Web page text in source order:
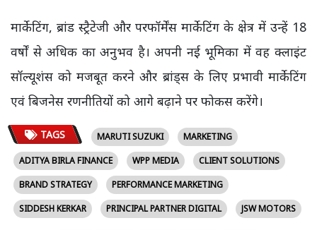
मार्केटिंग, ब्रांड स्ट्रैटेजी और परफॉर्मेंस मार्केटिंग के क्षेत्र में उन्हें 18
वर्षों से अधिक का अनुभव है। अपनी नई भूमिका में वह क्लाइंट
सॉल्यूशंस को मजबूत करने और ब्रांड्स के लिए प्रभावी मार्केटिंग
एवं बिजनेस रणनीतियों को आगे बढ़ाने पर फोकस करेंगे।
TAGS MARUTI SUZUKI
MARKETING
ADITYA BIRLA FINANCE
WPP MEDIA
CLIENT SOLUTIONS
BRAND STRATEGY
PERFORMANCE MARKETING
SIDDESH KERKAR
PRINCIPAL PARTNER DIGITAL JSW MOTORS